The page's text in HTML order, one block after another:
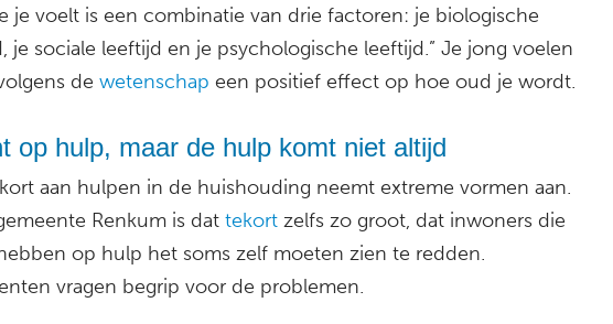
je voelt is een combinatie van drie factoren: je biologische
je sociale leeftijd en je psychologische leeftijd.” Je jong voelen
de wetenschap een positief effect op hoe oud je wordt.
op hulp, maar de hulp komt niet altijd
aan hulpen in de huishouding neemt extreme vormen aan.
Renkum is dat tekort zelfs zo groot, dat inwoners die
op hulp het soms zelf moeten zien te redden.
vragen begrip voor de problemen.